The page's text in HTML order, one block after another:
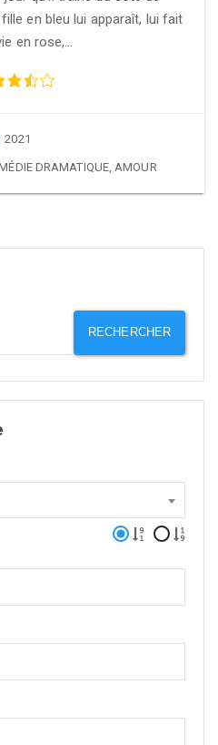
en bleu lui apparaît, lui fait
en rose,…
2021
DRAMATIQUE,AMOUR
RECHERCHER